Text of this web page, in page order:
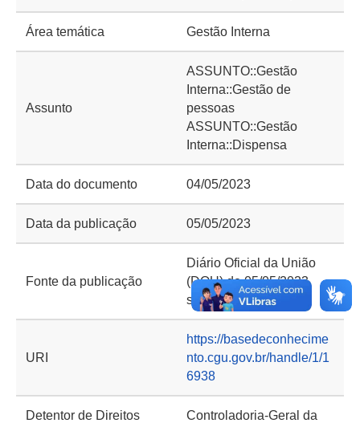
Área temática Gestão Interna
Assunto
ASSUNTO::Gestão
Interna::Gestão de
pessoas
ASSUNTO::Gestão
Interna::Dispensa
Data do documento 04/05/2023
Data da publicação 05/05/2023
Fonte da publicação
Diário Oficial da União
(DOU) de 05/05/2023,
seção 2, página 59
URI
https://basedeconhecime
nto.cgu.gov.br/handle/1/1
6938
Detentor de Direitos
Controladoria-Geral da